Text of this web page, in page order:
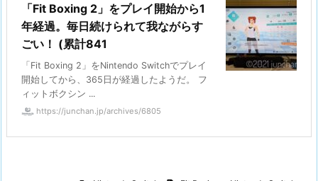
「Fit Boxing 2」をプレイ開始から1
年経過。毎日続けられて我ながらす
ごい！ (累計841
「Fit Boxing 2」をNintendo Switchでプレイ
開始してから、365日が経過したようだ。 フ
ィットボクシン ...
https://junchan.jp/archives/6805